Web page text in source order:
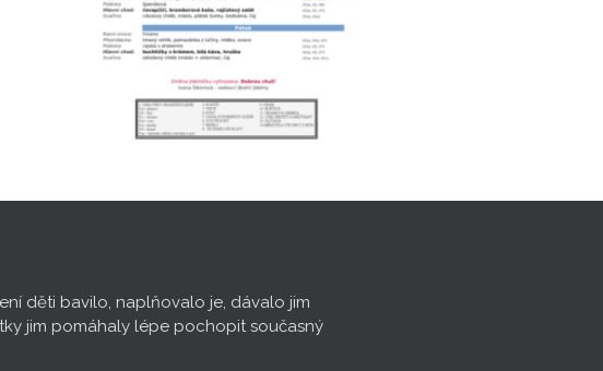
děti bavilo, naplňovalo je, dávalo jim
jim pomáhaly lépe pochopit současný